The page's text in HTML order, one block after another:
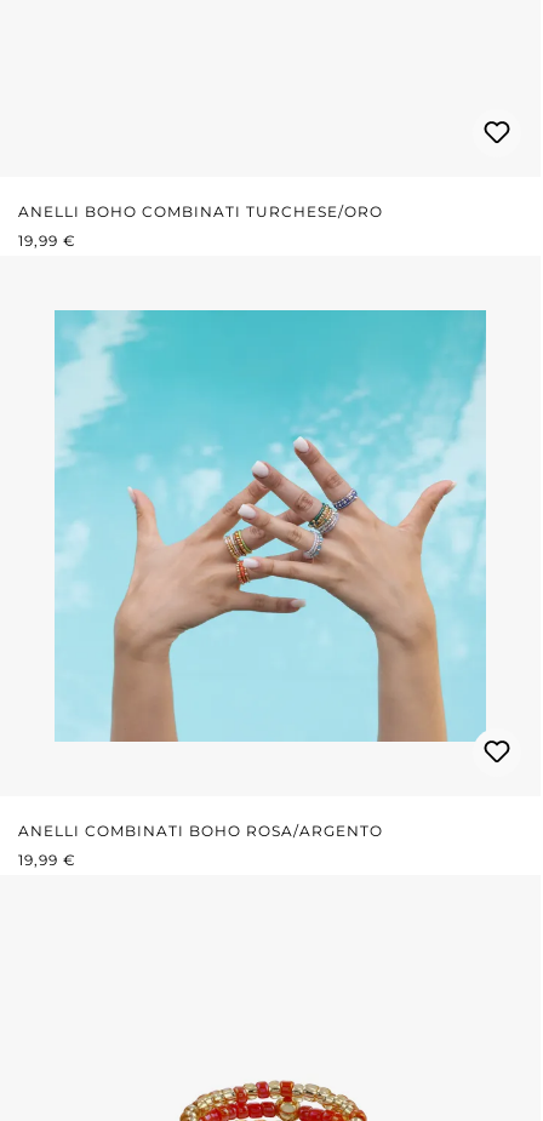
ANELLI BOHO COMBINATI TURCHESE/ORO
PREZZO NORMALE:
19,99 €
ANELLI COMBINATI BOHO ROSA/ARGENTO
PREZZO NORMALE:
19,99 €